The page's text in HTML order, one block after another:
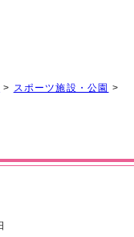
> スポーツ施設・公園 >